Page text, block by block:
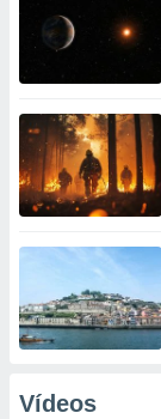
Vídeos